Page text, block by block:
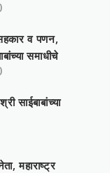
व पणन,
समाधीचे
साईबाबांच्या
महाराष्‍ट्र